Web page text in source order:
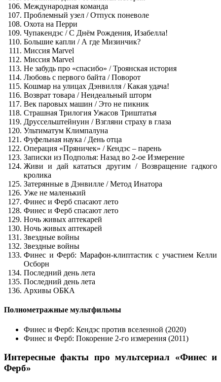
Международная команда
Проблемный узел / Отпуск поневоле
Охота на Перри
Чупакендэс / С Днём Рождения, Изабелла!
Большие капли / А где Мизинчик?
Миссия Marvel
Миссия Marvel
Не забудь про «спасибо» / Троянская история
Любовь с первого байта / Поворот
Кошмар на улицах Дэнвилля / Какая удача!
Возврат товара / Неидеальный шторм
Век паровых машин / Это не пикник
Страшная Трилогия Ужасов Триштатья
Друссельштейнуин / Взгляни страху в глаза
Ультиматум Климпалуна
Фуфельная наука / День отца
Операция «Пряничек» / Кендэс – парень
Записки из Подполья: Назад во 2-ое Измерение
Живи и дай кататься другим / Возвращение гадкого
кролика
Затерянные в Дэнвилле / Метод Инатора
Уже не маленький
Финес и Ферб спасают лето
Финес и Ферб спасают лето
Ночь живых аптекарей
Ночь живых аптекарей
Звездные войны
Звездные войны
Финес и Ферб: Марафон-клиптастик с участием Келли
Осборн
Последний день лета
Последний день лета
Архивы ОБКА
Полнометражные мультфильмы
Финес и Ферб: Кендэс против вселенной (2020)
Финес и Ферб: Покорение 2-го измерения (2011)
Интересные факты про мультсериал «Финес и
Ферб»